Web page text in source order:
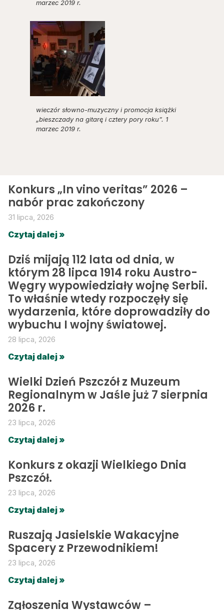
marzec 2019 r.
wieczór słowno-muzyczny i promocja książki
„bieszczady na gitarę i cztery pory roku”. 1
marzec 2019 r.
Konkurs „In vino veritas” 2026 –
nabór prac zakończony
31 lipca, 2026
Czytaj dalej »
Dziś mijają 112 lata od dnia, w
którym 28 lipca 1914 roku Austro-
Węgry wypowiedziały wojnę Serbii.
To właśnie wtedy rozpoczęły się
wydarzenia, które doprowadziły do
wybuchu I wojny światowej.
28 lipca, 2026
Czytaj dalej »
Wielki Dzień Pszczół z Muzeum
Regionalnym w Jaśle już 7 sierpnia
2026 r.
23 lipca, 2026
Czytaj dalej »
Konkurs z okazji Wielkiego Dnia
Pszczół.
23 lipca, 2026
Czytaj dalej »
Ruszają Jasielskie Wakacyjne
Spacery z Przewodnikiem!
23 lipca, 2026
Czytaj dalej »
Zgłoszenia Wystawców –